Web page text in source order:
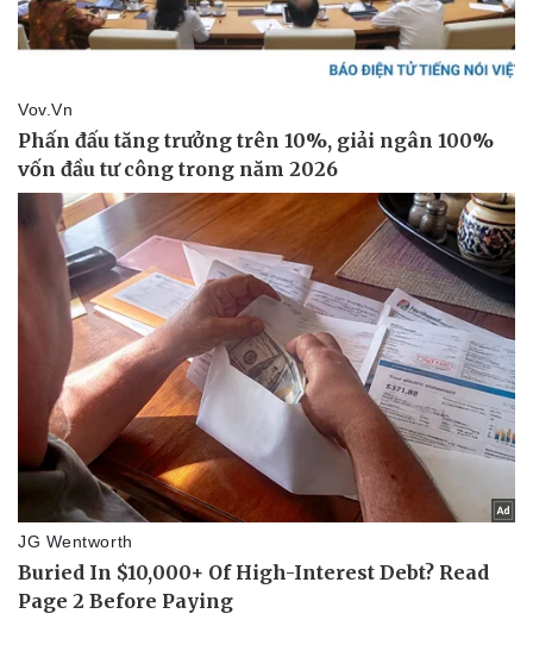
Thể thao
Bóng đá
Lịch thi đấu bóng đá
Thế giới thể thao
eSports
Hậu trường
Ô tô - Xe máy
Ô tô
Xe máy
Tư vấn